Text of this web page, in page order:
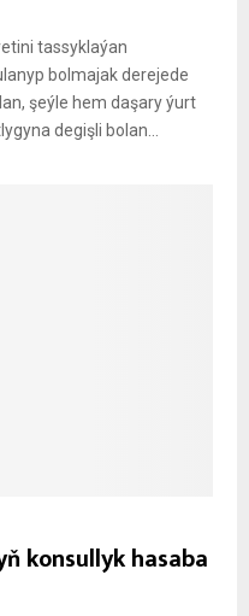
tassyklaýan
bolmajak derejede
şeýle hem daşary ýurt
degişli bolan...
konsullyk hasaba